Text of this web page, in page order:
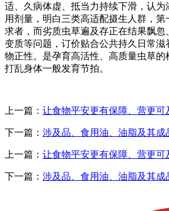
适、久病体虚、抵当力持续下滑，认为
用剂量，明白三类高适配摄生人群，
求者，而劣质虫草遍及存正在结果飘忽
变质等问题，订价贴合公共持久日常
物正性。是孕育高活性、高质量虫草的
打乱身体一般发育节拍。
上一篇： 让食物平安更有保障、营更可
下一篇： 涉及品、食用油、油脂及其成
上一篇： 让食物平安更有保障、营更可
下一篇： 涉及品、食用油、油脂及其成